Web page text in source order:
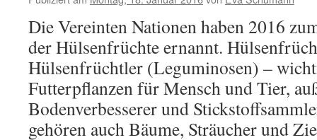
Die Vereinten Nationen haben 2016
der Hülsenfrüchte ernannt.
Hülsenfrüchtler (Leguminosen) –
Futterpflanzen für Mensch und Tier,
Bodenverbesserer und
gehören auch Bäume, Sträucher und